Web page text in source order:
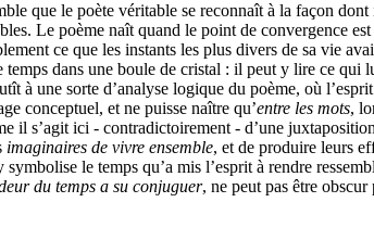
que le poète véritable se reconnaît à la façon dont
Le poème naît quand le point de convergence
ce que les instants les plus divers de sa vie
dans une boule de cristal : il peut y lire ce qui
à une sorte d’analyse logique du poème, où
conceptuel, et ne puisse naître qu’entre les mots,
il s’agit ici - contradictoirement - d’une
imaginaires de vivre ensemble, et de produire leurs
le temps qu’a mis l’esprit à rendre
du temps a su conjuguer, ne peut pas être